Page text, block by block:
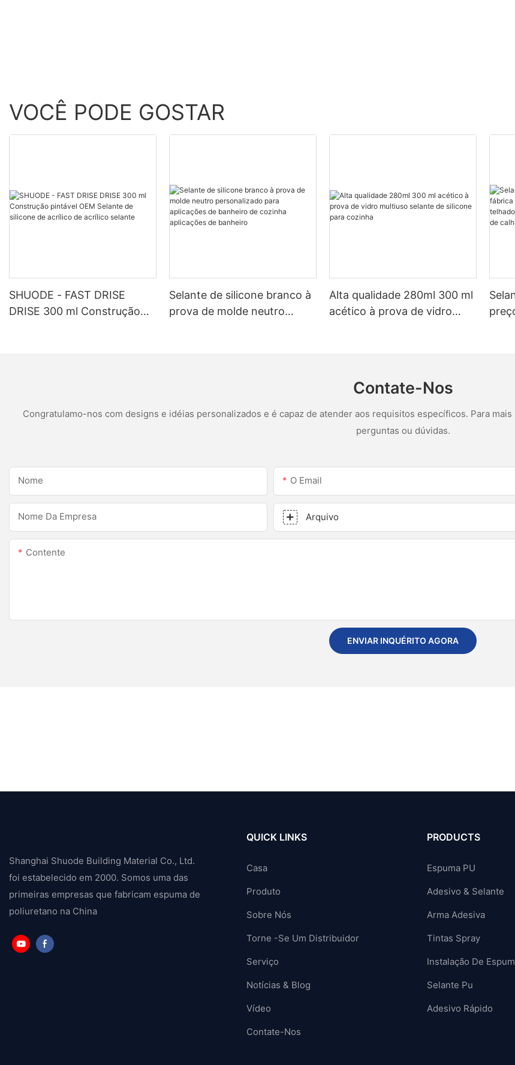
VOCÊ PODE GOSTAR
SHUODE - FAST DRISE
DRISE 300 ml Construção
Selante de silicone branco à
prova de molde neutro
Alta qualidade 280ml 300 ml
acético à prova de vidro
Contate-Nos
Congratulamo-nos com designs e idéias personalizados e é capaz de atender aos requisitos específicos. Para
perguntas ou dúvidas.
Nome O Email
Nome Da Empresa Arquivo
Contente
ENVIAR INQUÉRITO AGORA
Shanghai Shuode Building Material Co., Ltd.
foi estabelecido em 2000. Somos uma das
primeiras empresas que fabricam espuma de
poliuretano na China
QUICK LINKS
Casa
Produto
Sobre Nós
Torne -se Um Distribuidor
Serviço
Notícias & Blog
Vídeo
Contate-Nos
PRODUCTS
Espuma PU
Adesivo & Selante
Arma Adesiva
Tintas Spray
Instalação De
Selante Pu
Adesivo Rápido